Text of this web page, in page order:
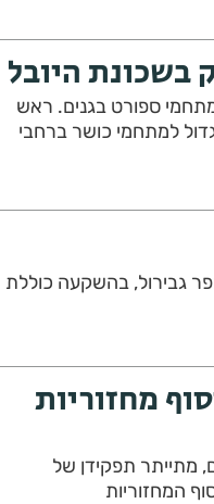
היובל
ספורט בגנים. ראש
למתחמי כושר ברחבי
גבירול, בהשקעה כוללת
מחזוריות
מתייתר תפקידן של
המחזוריות